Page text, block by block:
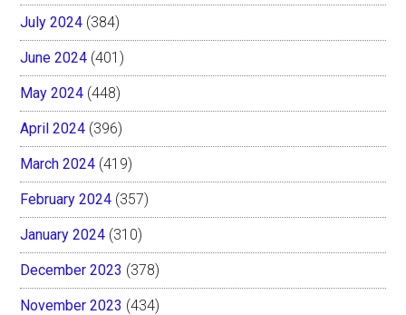
July 2024 (384)
June 2024 (401)
May 2024 (448)
April 2024 (396)
March 2024 (419)
February 2024 (357)
January 2024 (310)
December 2023 (378)
November 2023 (434)